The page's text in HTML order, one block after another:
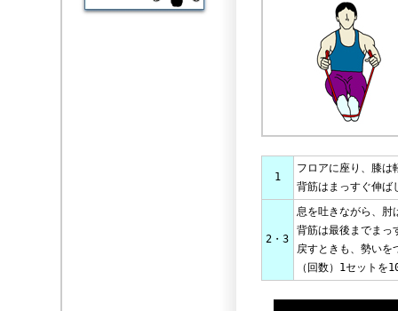
1
フロアに座り、膝は
背筋はまっすぐ伸ば
2・3
息を吐きながら、肘
背筋は最後までまっ
戻すときも、勢いを
（回数）1セットを